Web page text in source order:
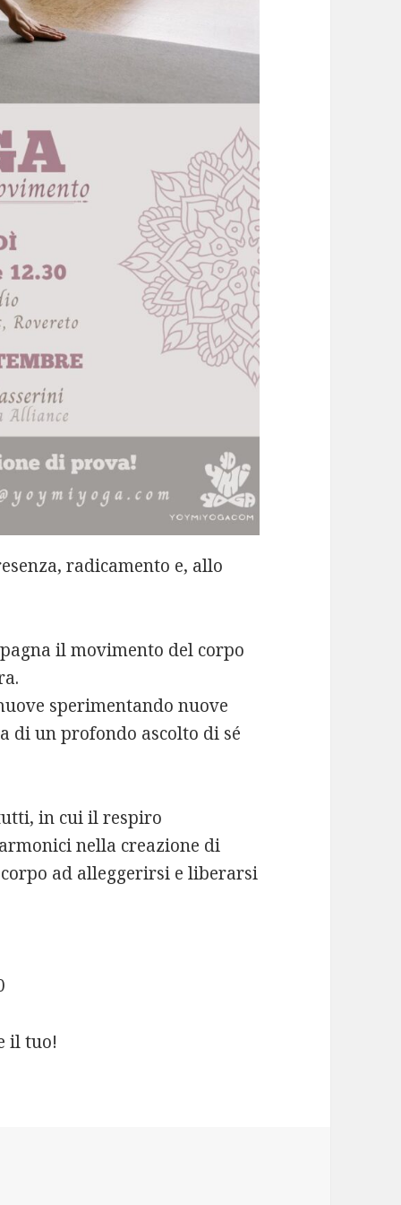
radicamento e, allo
il movimento del corpo
sperimentando nuove
di un profondo ascolto di sé
in cui il respiro
nella creazione di
ad alleggerirsi e liberarsi
il tuo!